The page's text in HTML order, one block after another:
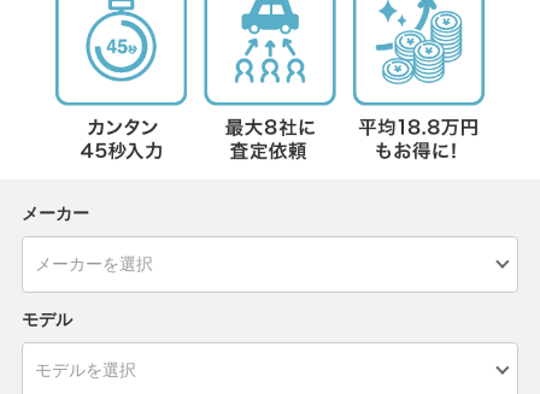
メーカー
モデル